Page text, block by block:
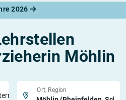
2026
Möhlin
Ort, Region